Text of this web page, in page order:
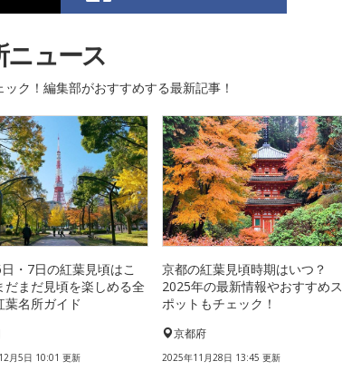
ニュース
ク！編集部がおすすめする最新記事！
・7日の紅葉見頃はこ
だまだ見頃を楽しめる全
葉名所ガイド
月5日 10:01 更新
京都の紅葉見頃時期はいつ？
2025年の最新情報やおすすめス
ポットもチェック！
京都府
2025年11月28日 13:45 更新